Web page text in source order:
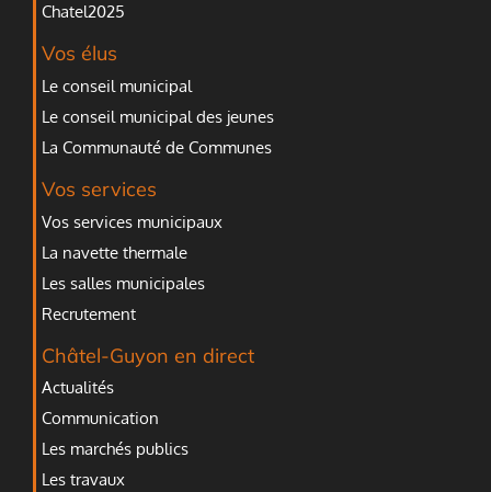
Chatel2025
Vos élus
Le conseil municipal
Le conseil municipal des jeunes
La Communauté de Communes
Vos services
Vos services municipaux
La navette thermale
Les salles municipales
Recrutement
Châtel-Guyon en direct
Actualités
Communication
Les marchés publics
Les travaux